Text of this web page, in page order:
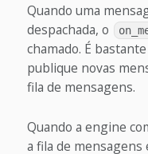
Quando uma
despachada, o
chamado. É
publique novas
fila de mensagens.
Quando a engine
a fila de mensagens